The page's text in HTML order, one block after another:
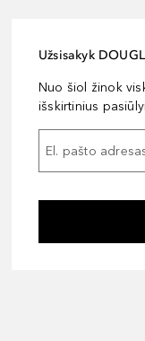
Užsisakyk
Nuo šiol žinok
išskirtinius
El. pašto